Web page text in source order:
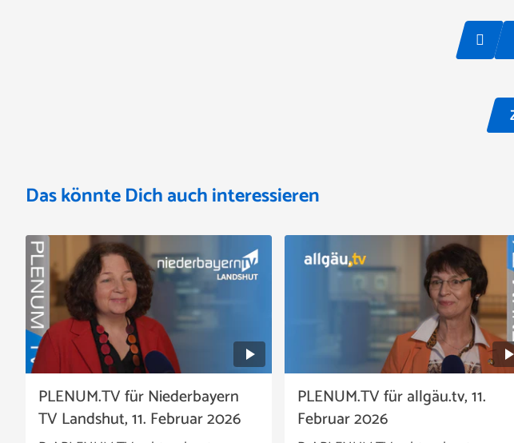
Das könnte Dich auch interessieren
PLENUM.TV für Niederbayern
TV Landshut, 11. Februar 2026
PLENUM.TV für allgäu.tv, 11.
Februar 2026